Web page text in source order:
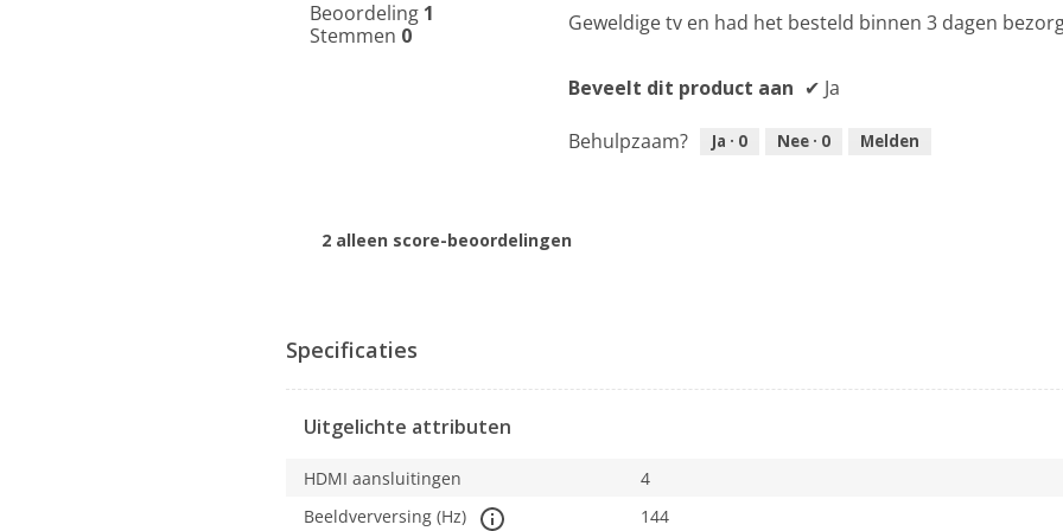
Beoordeling 1
Stemmen 0
5
Geweldige tv en had het besteld binnen 3 dagen
Beveelt dit product aan ✔ Ja
Behulpzaam? Ja · 0 Nee · 0 Melden
2 alleen score-beoordelingen
Specificaties
Uitgelichte attributen
HDMI aansluitingen
4
Beeldverversing (Hz)
144